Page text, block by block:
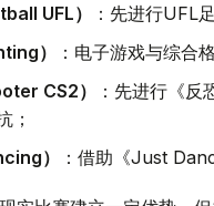
UFL）
：先进行UFL
）
：电子游戏与综合
CS2）
：先进行《
；
）
：借助《Just